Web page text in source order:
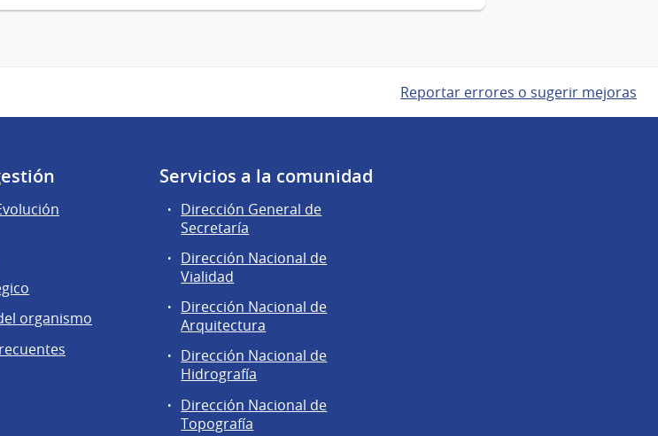
Reportar errores o sugerir mejoras
organismo
Servicios a la comunidad
Dirección General de
Secretaría
Dirección Nacional de
Vialidad
Dirección Nacional de
Arquitectura
Dirección Nacional de
Hidrografía
Dirección Nacional de
Topografía